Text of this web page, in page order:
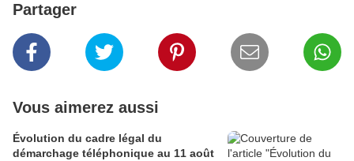
Partager
Vous aimerez aussi
Évolution du cadre légal du
démarchage téléphonique au 11 août